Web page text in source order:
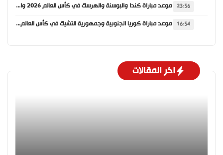
23:56 موعد مباراة كندا والبوسنة والهرسك في كأس العالم 2026 والقنوات الناقلة
16:54 موعد مباراة كوريا الجنوبية وجمهورية التشيك في كأس العالم 2026 والقنوات الناقلة
اخر المقالات